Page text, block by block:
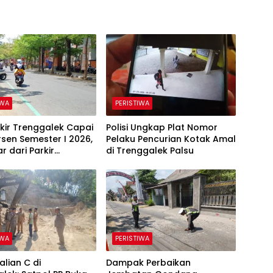
Trenggalek Capai
Semester I 2026,
dari Parkir
PERISTIWA
Polisi Ungkap Plat Nomor
Pelaku Pencurian Kotak Amal
di Trenggalek Palsu
C di
PERISTIWA
Dampak Perbaikan